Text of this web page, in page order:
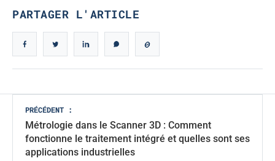
PARTAGER L'ARTICLE
Navigation
des
articles
PRÉCÉDENT :
Métrologie dans le Scanner 3D : Comment
fonctionne le traitement intégré et quelles sont ses
applications industrielles